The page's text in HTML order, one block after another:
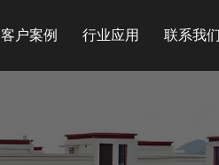
客户案例 行业应用 联系我